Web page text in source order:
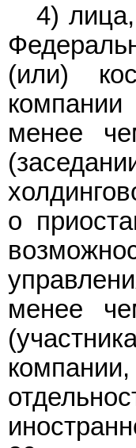
4)
(или)
менее
о
менее